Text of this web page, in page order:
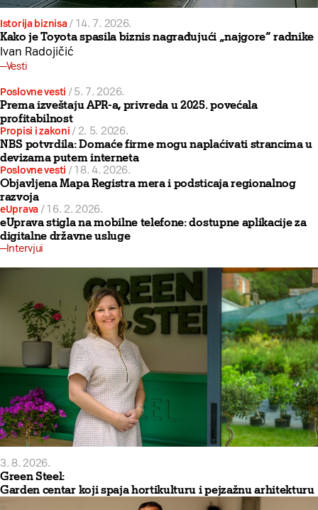
Istorija biznisa / 14. 7. 2026.
Kako je Toyota spasila biznis nagrađujući „najgore“ radnike
Ivan Radojičić
Vesti
Poslovne vesti /5. 7. 2026.
Prema izveštaju APR-a, privreda u 2025. povećala
profitabilnost
Propisi i zakoni / 2. 5. 2026.
NBS potvrdila: Domaće firme mogu naplaćivati strancima u
devizama putem interneta
Poslovne vesti /18. 4. 2026.
Objavljena Mapa Registra mera i podsticaja regionalnog
razvoja
eUprava /16. 2. 2026.
eUprava stigla na mobilne telefone: dostupne aplikacije za
digitalne državne usluge
Intervjui
3. 8. 2026.
Green Steel:
Garden centar koji spaja hortikulturu i pejzažnu arhitekturu